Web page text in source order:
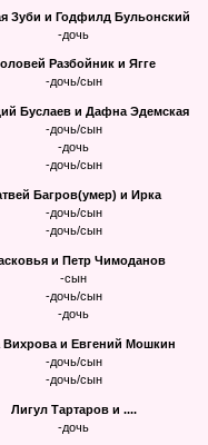
Зуби и Годфилд Бульонский
-дочь
Разбойник и Ягге
-дочь/сын
Буслаев и Дафна Эдемская
-дочь/сын
-дочь
-дочь/сын
Багров(умер) и Ирка
-дочь/сын
-дочь/сын
и Петр Чимоданов
-сын
-дочь/сын
-дочь
Вихрова и Евгений Мошкин
-дочь/сын
-дочь/сын
Лигул Тартаров и ....
-дочь